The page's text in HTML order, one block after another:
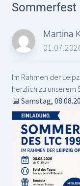
Sommerfest
Martina
Im Rahmen der
herzlich zu unserem
📅 Samstag,